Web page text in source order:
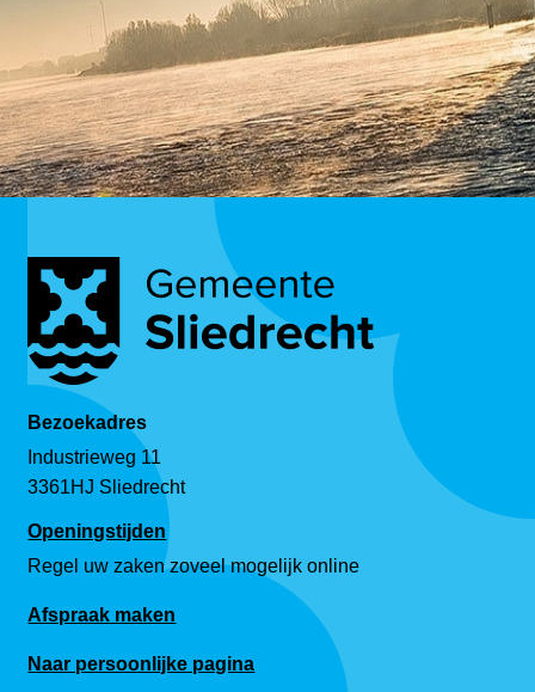
Bezoekadres
Industrieweg 11
3361HJ Sliedrecht
Openingstijden
Regel uw zaken zoveel mogelijk online
Afspraak maken
Naar persoonlijke pagina